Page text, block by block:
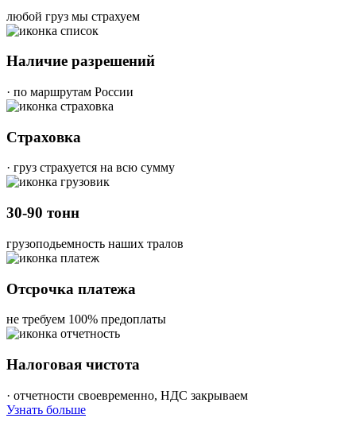
любой груз мы страхуем
Наличие разрешений
· по маршрутам России
Страховка
· груз страхуется на всю сумму
30-90 тонн
грузоподьемность наших тралов
Отсрочка платежа
не требуем 100% предоплаты
Налоговая чистота
· отчетности своевременно, НДС закрываем
Узнать больше